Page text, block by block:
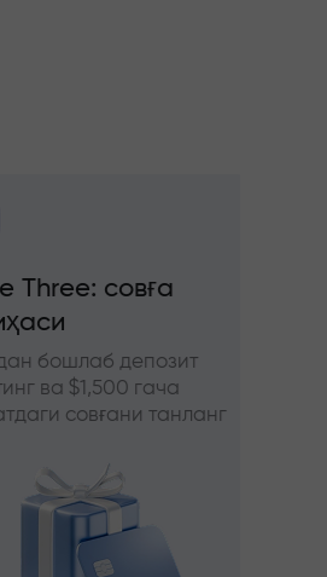
совға
бошлаб депозит
ва $1,500 гача
совғани танланг